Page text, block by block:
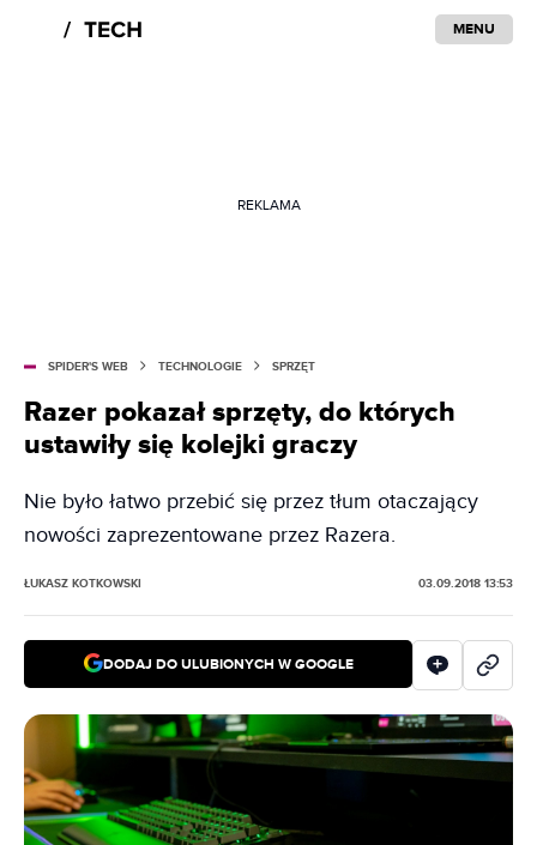
MENU
REKLAMA
SPIDER'S WEB TECHNOLOGIE SPRZĘT
Razer pokazał sprzęty, do których
ustawiły się kolejki graczy
Nie było łatwo przebić się przez tłum otaczający
nowości zaprezentowane przez Razera.
ŁUKASZ KOTKOWSKI 03.09.2018 13:53
DODAJ DO ULUBIONYCH W GOOGLE